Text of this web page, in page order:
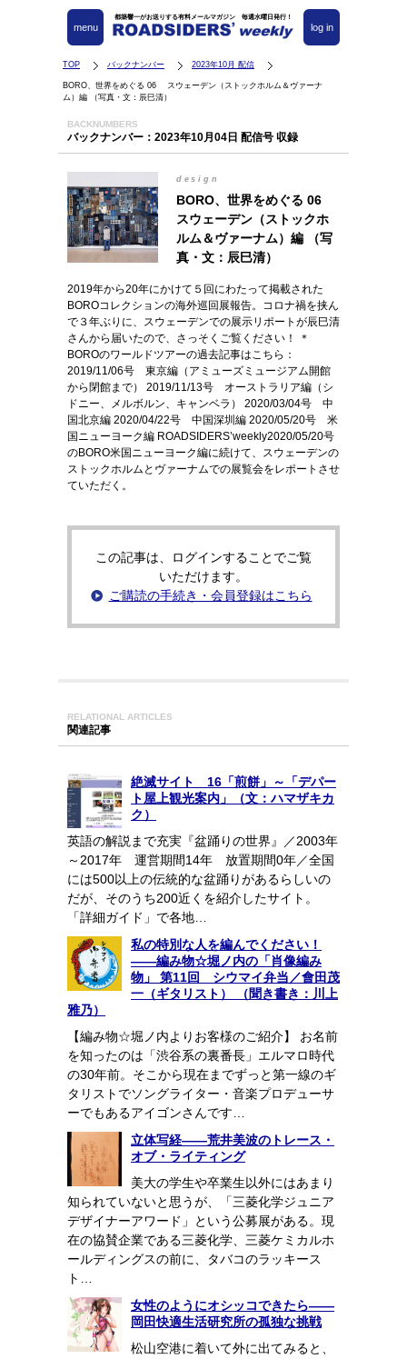
都築響一がお送りする有料メールマガジン 毎週水曜日発行！
log in
menu
TOP バックナンバー 2023年10月 配信
BORO、世界をめぐる 06 スウェーデン（ストックホルム＆ヴァーナ
ム）編 （写真・文：辰巳清）
BACKNUMBERS
バックナンバー：2023年10月04日 配信号 収録
design
BORO、世界をめぐる 06
スウェーデン（ストックホ
ルム＆ヴァーナム）編 （写
真・文：辰巳清）
2019年から20年にかけて５回にわたって掲載された
BOROコレクションの海外巡回展報告。コロナ禍を挟ん
で３年ぶりに、スウェーデンでの展示リポートが辰巳清
さんから届いたので、さっそくご覧ください！ ＊
BOROのワールドツアーの過去記事はこちら：
2019/11/06号 東京編（アミューズミュージアム開館
から閉館まで） 2019/11/13号 オーストラリア編（シ
ドニー、メルボルン、キャンベラ） 2020/03/04号 中
国北京編 2020/04/22号 中国深圳編 2020/05/20号 米
国ニューヨーク編 ROADSIDERS’weekly2020/05/20号
のBORO米国ニューヨーク編に続けて、スウェーデンの
ストックホルムとヴァーナムでの展覧会をレポートさせ
ていただく。
この記事は、ログインすることでご覧
いただけます。
ご購読の手続き・会員登録はこちら
RELATIONAL ARTICLES
関連記事
絶滅サイト 16「煎餅」～「デパー
ト屋上観光案内」（文：ハマザキカ
ク）
英語の解説まで充実『盆踊りの世界』／2003年
～2017年 運営期間14年 放置期間0年／全国
には500以上の伝統的な盆踊りがあるらしいの
だが、そのうち200近くを紹介したサイト。
「詳細ガイド」で各地…
私の特別な人を編んでください！
――編み物☆堀ノ内の「肖像編み
物」 第11回 シウマイ弁当／會田茂
一（ギタリスト） （聞き書き：川上
雅乃）
【編み物☆堀ノ内よりお客様のご紹介】 お名前
を知ったのは「渋谷系の裏番長」エルマロ時代
の30年前。そこから現在までずっと第一線のギ
タリストでソングライター・音楽プロデューサ
ーでもあるアイゴンさんです…
立体写経――荒井美波のトレース・
オブ・ライティング
美大の学生や卒業生以外にはあまり
知られていないと思うが、「三菱化学ジュニア
デザイナーアワード」という公募展がある。現
在の協賛企業である三菱化学、三菱ケミカルホ
ールディングスの前に、タバコのラッキース
ト…
女性のようにオシッコできたら――
岡田快適生活研究所の孤独な挑戦
松山空港に着いて外に出てみると、